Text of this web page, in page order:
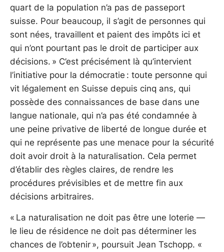
quart de la population n’a pas de passeport
suisse. Pour beaucoup, il s’agit de personnes qui
sont nées, travaillent et paient des impôts ici et
qui n’ont pourtant pas le droit de participer aux
décisions. » C’est précisément là qu’intervient
l’initiative pour la démocratie : toute personne qui
vit légalement en Suisse depuis cinq ans, qui
possède des connaissances de base dans une
langue nationale, qui n’a pas été condamnée à
une peine privative de liberté de longue durée et
qui ne représente pas une menace pour la sécurité
doit avoir droit à la naturalisation. Cela permet
d’établir des règles claires, de rendre les
procédures prévisibles et de mettre fin aux
décisions arbitraires.
« La naturalisation ne doit pas être une loterie —
le lieu de résidence ne doit pas déterminer les
chances de l’obtenir », poursuit Jean Tschopp. «